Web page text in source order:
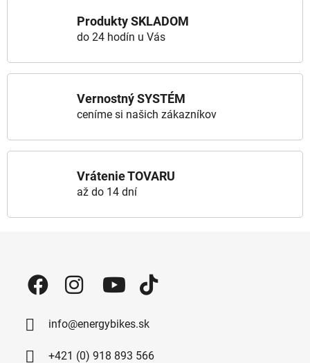
Produkty SKLADOM
do 24 hodín u Vás
Vernostný SYSTÉM
ceníme si našich zákazníkov
Vrátenie TOVARU
až do 14 dní
info@energybikes.sk
+421 (0) 918 893 566